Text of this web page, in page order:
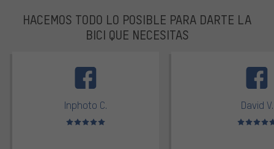
HACEMOS TODO LO POSIBLE PARA DARTE LA
BICI QUE NECESITAS
Inphoto C.
Valoración media: 5 de 5
David V.
Valoración